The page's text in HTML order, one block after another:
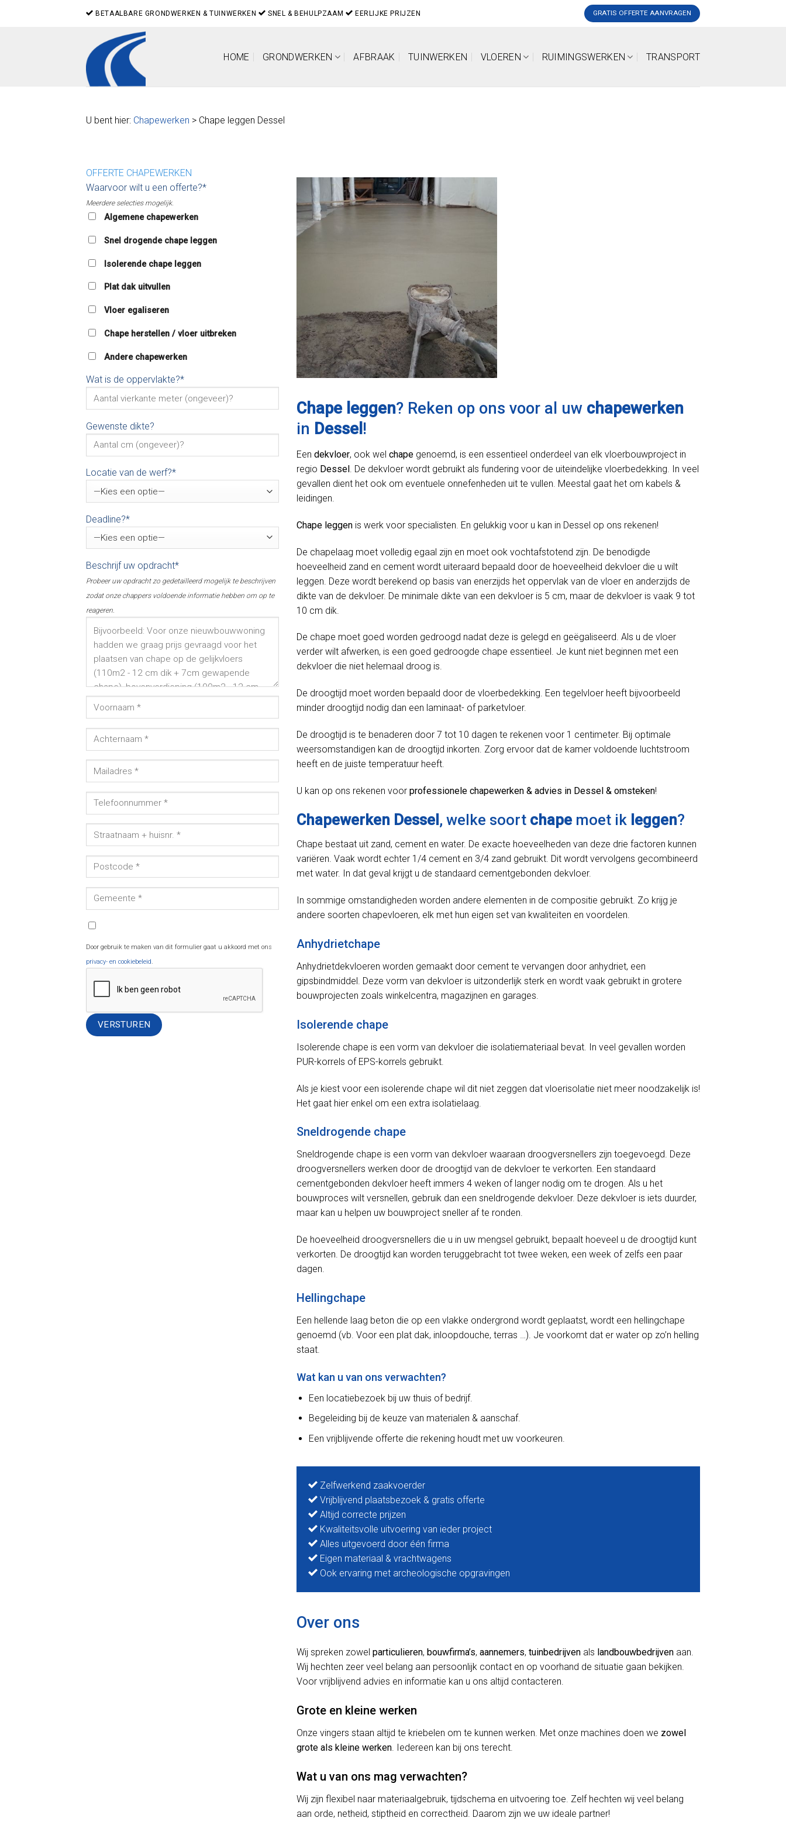
BETAALBARE GRONDWERKEN & TUINWERKEN SNEL & BEHULPZAAM EERLIJKE PRIJZEN GRATIS OFFERTE AANVRAGEN
HOME GRONDWERKEN AFBRAAK TUINWERKEN VLOEREN RUIMINGSWERKEN TRANSPORT
U bent hier: Chapewerken > Chape leggen Dessel
OFFERTE CHAPEWERKEN
Waarvoor wilt u een offerte?*
Meerdere selecties mogelijk.
Algemene chapewerken
Snel drogende chape leggen
Isolerende chape leggen
Plat dak uitvullen
Vloer egaliseren
Chape herstellen / vloer uitbreken
Andere chapewerken
Wat is de oppervlakte?*
Gewenste dikte?
Locatie van de werf?*
Deadline?*
Beschrijf uw opdracht*
Probeer uw opdracht zo gedetailleerd mogelijk te beschrijven
zodat onze chappers voldoende informatie hebben om op te
reageren.
Door gebruik te maken van dit formulier gaat u akkoord met ons
privacy- en cookiebeleid.
Chape leggen? Reken op ons voor al uw chapewerken
in Dessel !
Een dekvloer, ook wel chape genoemd, is een essentieel onderdeel van elk vloerbouwproject in
regio Dessel. De dekvloer wordt gebruikt als fundering voor de uiteindelijke vloerbedekking. In veel
gevallen dient het ook om eventuele onnefenheden uit te vullen. Meestal gaat het om kabels &
leidingen.
Chape leggen is werk voor specialisten. En gelukkig voor u kan in Dessel op ons rekenen!
De chapelaag moet volledig egaal zijn en moet ook vochtafstotend zijn. De benodigde
hoeveelheid zand en cement wordt uiteraard bepaald door de hoeveelheid dekvloer die u wilt
leggen. Deze wordt berekend op basis van enerzijds het oppervlak van de vloer en anderzijds de
dikte van de dekvloer. De minimale dikte van een dekvloer is 5 cm, maar de dekvloer is vaak 9 tot
10 cm dik.
De chape moet goed worden gedroogd nadat deze is gelegd en geëgaliseerd. Als u de vloer
verder wilt afwerken, is een goed gedroogde chape essentieel. Je kunt niet beginnen met een
dekvloer die niet helemaal droog is.
De droogtijd moet worden bepaald door de vloerbedekking. Een tegelvloer heeft bijvoorbeeld
minder droogtijd nodig dan een laminaat- of parketvloer.
De droogtijd is te benaderen door 7 tot 10 dagen te rekenen voor 1 centimeter. Bij optimale
weersomstandigen kan de droogtijd inkorten. Zorg ervoor dat de kamer voldoende luchtstroom
heeft en de juiste temperatuur heeft.
U kan op ons rekenen voor professionele chapewerken & advies in Dessel & omsteken!
Chapewerken Dessel , welke soort chape moet ik leggen?
Chape bestaat uit zand, cement en water. De exacte hoeveelheden van deze drie factoren kunnen
variëren. Vaak wordt echter 1/4 cement en 3/4 zand gebruikt. Dit wordt vervolgens gecombineerd
met water. In dat geval krijgt u de standaard cementgebonden dekvloer.
In sommige omstandigheden worden andere elementen in de compositie gebruikt. Zo krijg je
andere soorten chapevloeren, elk met hun eigen set van kwaliteiten en voordelen.
Anhydrietchape
Anhydrietdekvloeren worden gemaakt door cement te vervangen door anhydriet, een
gipsbindmiddel. Deze vorm van dekvloer is uitzonderlijk sterk en wordt vaak gebruikt in grotere
bouwprojecten zoals winkelcentra, magazijnen en garages.
Isolerende chape
Isolerende chape is een vorm van dekvloer die isolatiemateriaal bevat. In veel gevallen worden
PUR-korrels of EPS-korrels gebruikt.
Als je kiest voor een isolerende chape wil dit niet zeggen dat vloerisolatie niet meer noodzakelijk is!
Het gaat hier enkel om een extra isolatielaag.
Sneldrogende chape
Sneldrogende chape is een vorm van dekvloer waaraan droogversnellers zijn toegevoegd. Deze
droogversnellers werken door de droogtijd van de dekvloer te verkorten. Een standaard
cementgebonden dekvloer heeft immers 4 weken of langer nodig om te drogen. Als u het
bouwproces wilt versnellen, gebruik dan een sneldrogende dekvloer. Deze dekvloer is iets duurder,
maar kan u helpen uw bouwproject sneller af te ronden.
De hoeveelheid droogversnellers die u in uw mengsel gebruikt, bepaalt hoeveel u de droogtijd kunt
verkorten. De droogtijd kan worden teruggebracht tot twee weken, een week of zelfs een paar
dagen.
Hellingchape
Een hellende laag beton die op een vlakke ondergrond wordt geplaatst, wordt een hellingchape
genoemd (vb. Voor een plat dak, inloopdouche, terras …). Je voorkomt dat er water op zo’n helling
staat.
Wat kan u van ons verwachten?
Een locatiebezoek bij uw thuis of bedrijf.
Begeleiding bij de keuze van materialen & aanschaf.
Een vrijblijvende offerte die rekening houdt met uw voorkeuren.
Zelfwerkend zaakvoerder
Vrijblijvend plaatsbezoek & gratis offerte
Altijd correcte prijzen
Kwaliteitsvolle uitvoering van ieder project
Alles uitgevoerd door één firma
Eigen materiaal & vrachtwagens
Ook ervaring met archeologische opgravingen
Over ons
Wij spreken zowel particulieren, bouwfirma’s, aannemers, tuinbedrijven als landbouwbedrijven aan.
Wij hechten zeer veel belang aan persoonlijk contact en op voorhand de situatie gaan bekijken.
Voor vrijblijvend advies en informatie kan u ons altijd contacteren.
Grote en kleine werken
Onze vingers staan altijd te kriebelen om te kunnen werken. Met onze machines doen we zowel
grote als kleine werken. Iedereen kan bij ons terecht.
Wat u van ons mag verwachten?
Wij zijn flexibel naar materiaalgebruik, tijdschema en uitvoering toe. Zelf hechten wij veel belang
aan orde, netheid, stiptheid en correctheid. Daarom zijn we uw ideale partner!